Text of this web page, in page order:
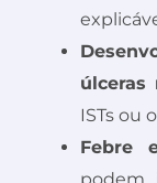
úlceras
ISTs ou
Febre